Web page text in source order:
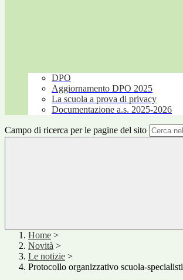
DPO
Aggiornamento DPO 2025
La scuola a prova di privacy
Documentazione a.s. 2025-2026
Campo di ricerca per le pagine del sito
Home >
Novità >
Le notizie >
Protocollo organizzativo scuola-specialisti